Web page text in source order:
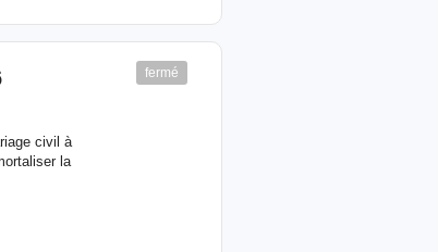
civil à
la
fermé